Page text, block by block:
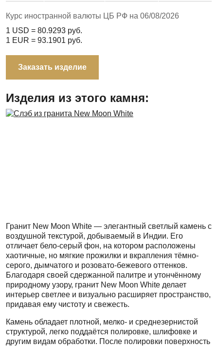
Курс иностранной валюты ЦБ РФ на 06/08/2026
1 USD = 80.9293 руб.
1 EUR = 93.1901 руб.
Заказать изделие
Изделия из этого камня:
Гранит New Moon White — элегантный светлый камень с
воздушной текстурой, добываемый в Индии. Его
отличает бело-серый фон, на котором расположены
хаотичные, но мягкие прожилки и вкрапления тёмно-
серого, дымчатого и розовато-бежевого оттенков.
Благодаря своей сдержанной палитре и утончённому
природному узору, гранит New Moon White делает
интерьер светлее и визуально расширяет пространство,
придавая ему чистоту и свежесть.
Камень обладает плотной, мелко- и среднезернистой
структурой, легко поддаётся полировке, шлифовке и
другим видам обработки. После полировки поверхность